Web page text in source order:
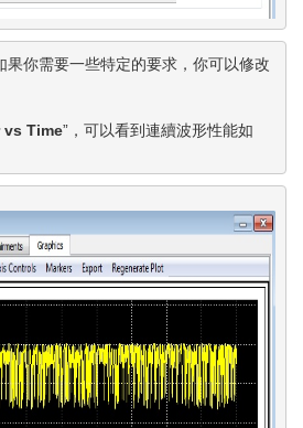
果你需要一些特定的要求，你可以修改
vs Time”，可以看到連續波形性能如